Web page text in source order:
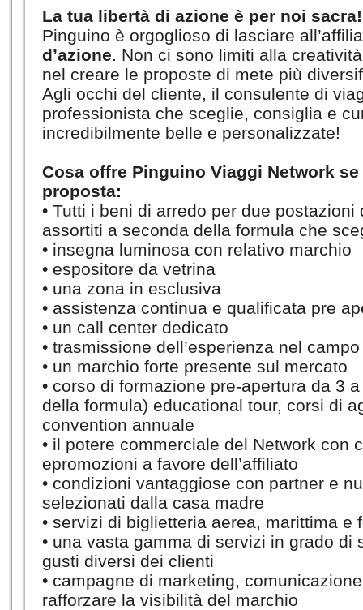
La tua libertà di azione è per noi sacra!
Pinguino è orgoglioso di lasciare
d’azione. Non ci sono limiti alla
nel creare le proposte di mete più
Agli occhi del cliente, il consulente di
professionista che sceglie, consiglia e
incredibilmente belle e personalizzate!
Cosa offre Pinguino Viaggi Network
proposta:
• Tutti i beni di arredo per due
assortiti a seconda della formula che
• insegna luminosa con relativo marchio
• espositore da vetrina
• una zona in esclusiva
• assistenza continua e qualificata pre
• un call center dedicato
• trasmissione dell’esperienza nel
• un marchio forte presente sul mercato
• corso di formazione pre-apertura da 3
della formula) educational tour, corsi di
convention annuale
• il potere commerciale del Network con
epromozioni a favore dell’affiliato
• condizioni vantaggiose con partner e
selezionati dalla casa madre
• servizi di biglietteria aerea, marittima e
• una vasta gamma di servizi in grado di
gusti diversi dei clienti
• campagne di marketing,
rafforzare la visibilità del marchio